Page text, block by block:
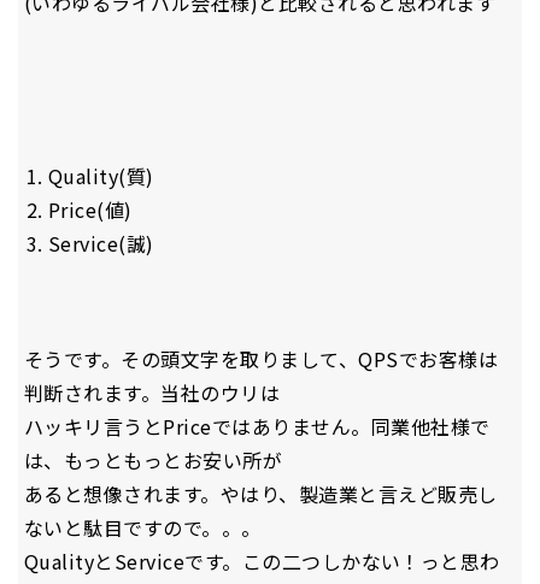
Quality(質)
Price(値)
Service(誠)
そうです。その頭文字を取りまして、QPSでお客様は
判断されます。当社のウリは
ハッキリ言うとPriceではありません。同業他社様で
は、もっともっとお安い所が
あると想像されます。やはり、製造業と言えど販売し
ないと駄目ですので。。。
QualityとServiceです。この二つしかない！っと思わ